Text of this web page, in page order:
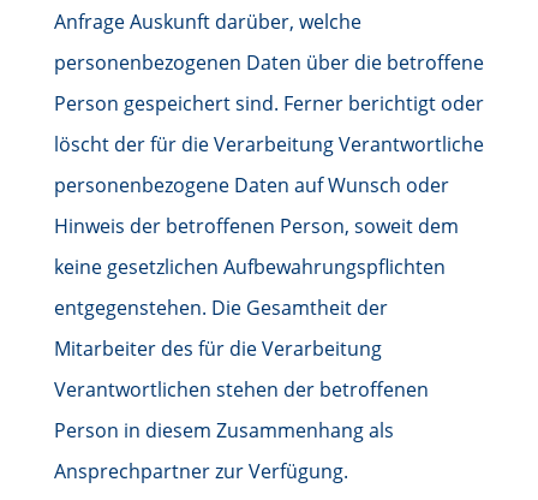
Anfrage Auskunft darüber, welche
personenbezogenen Daten über die betroffene
Person gespeichert sind. Ferner berichtigt oder
löscht der für die Verarbeitung Verantwortliche
personenbezogene Daten auf Wunsch oder
Hinweis der betroffenen Person, soweit dem
keine gesetzlichen Aufbewahrungspflichten
entgegenstehen. Die Gesamtheit der
Mitarbeiter des für die Verarbeitung
Verantwortlichen stehen der betroffenen
Person in diesem Zusammenhang als
Ansprechpartner zur Verfügung.